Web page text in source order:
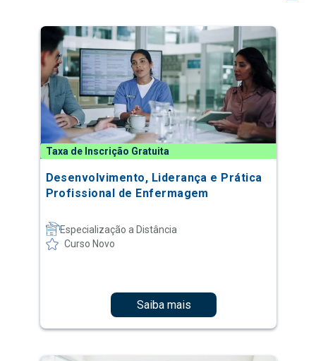
Taxa de Inscrição Gratuita
Desenvolvimento, Liderança e Prática
Profissional de Enfermagem
Especialização a Distância
Curso Novo
Saiba mais